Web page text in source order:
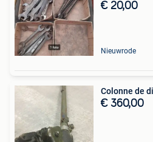
€ 20,00
Nieuwrode
Colonne de
€ 360,00